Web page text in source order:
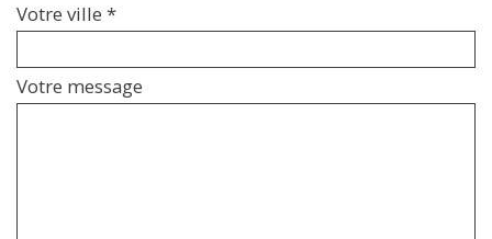
Votre ville *
Votre message